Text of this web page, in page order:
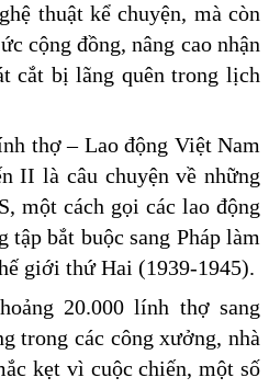
thuật kể chuyện, mà còn
cộng đồng, nâng cao nhận
cắt bị lãng quên trong lịch
thợ – Lao động Việt Nam
II là câu chuyện về những
một cách gọi các lao động
bắt buộc sang Pháp làm
giới thứ Hai (1939-1945).
20.000 lính thợ sang
trong các công xưởng, nhà
kẹt vì cuộc chiến, một số